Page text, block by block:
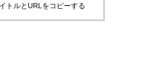
トルとURLをコピーする